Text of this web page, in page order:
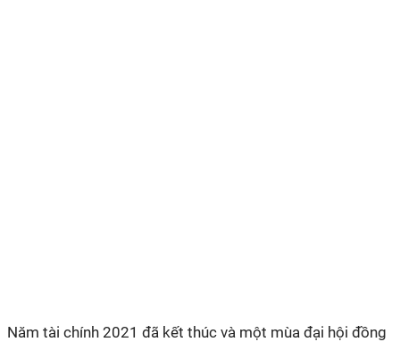
Năm tài chính 2021 đã kết thúc và một mùa đại hội đồng